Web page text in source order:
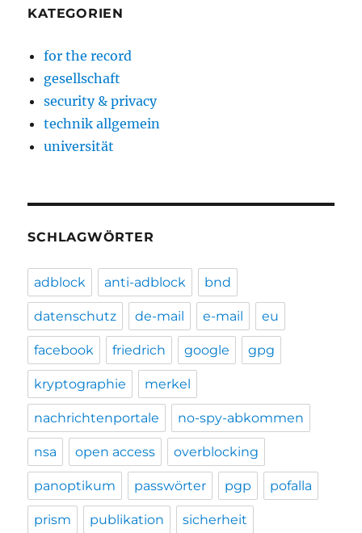
KATEGORIEN
for the record
gesellschaft
security & privacy
technik allgemein
universität
SCHLAGWÖRTER
adblock anti-adblock bnd
datenschutz de-mail e-mail eu
facebook friedrich google gpg
kryptographie merkel
nachrichtenportale no-spy-abkommen
nsa open access overblocking
panoptikum passwörter pgp pofalla
prism publikation sicherheit